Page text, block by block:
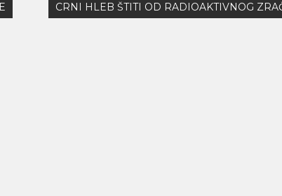
CRNI HLEB ŠTITI OD RADIOAKTIVNOG